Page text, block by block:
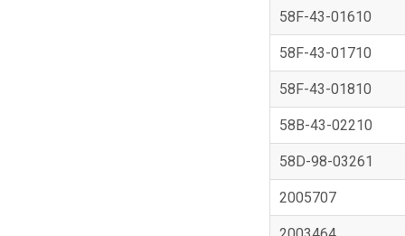
58F-43-01610
58F-43-01710
58F-43-01810
58B-43-02210
58D-98-03261
2005707